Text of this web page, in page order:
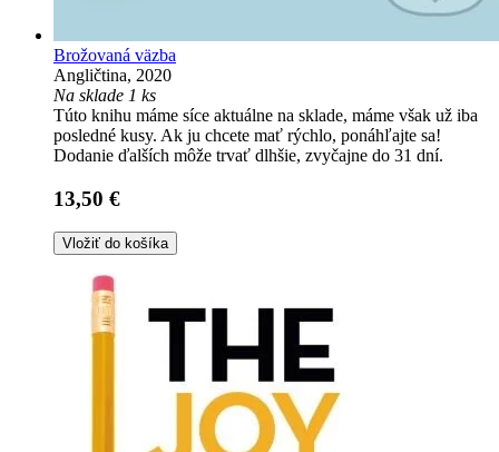
Brožovaná väzba
Angličtina, 2020
Na sklade 1 ks
Túto knihu máme síce aktuálne na sklade, máme však už iba
posledné kusy. Ak ju chcete mať rýchlo, ponáhľajte sa!
Dodanie ďalších môže trvať dlhšie, zvyčajne do 31 dní.
13,50 €
Vložiť do košíka